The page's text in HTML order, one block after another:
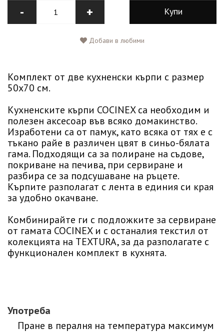
- + Купи
Добави в любими
Комплект от две кухненски кърпи с размер
50x70 см.
Кухненските кърпи COCINEX са необходим и
полезен аксесоар във всяко домакинство.
Изработени са от памук, като всяка от тях е с
тъкано райе в различен цвят в синьо-бялата
гама. Подходящи са за полиране на съдове,
покриване на печива, при сервиране и
разбира се за подсушаване на ръцете.
Кърпите разполагат с лента в единия си края
за удобно окачване.
Комбинирайте ги с подложките за сервиране
от гамата COCINEX и с останалия текстил от
колекцията на TEXTURA, за да разполагате с
функционален комплект в кухнята.
Употреба
Пране в пералня на температура максимум